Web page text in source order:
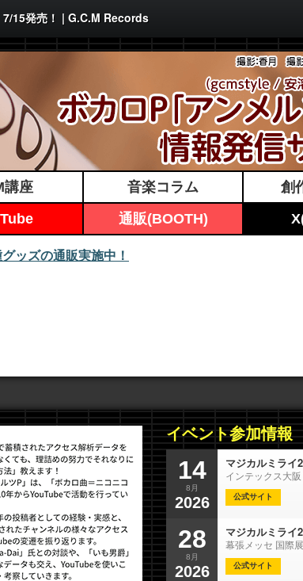
7/15発売！ | G.C.M Records
講座 音楽コラム
創
通販(BOOTH)
ッズの通販実施中！
イベント参加情報
14
8月
2026
マジカルミライ
インテックス大
公式サイト
28
8月
2026
マジカルミライ
幕張メッセ 国際
公式サイト